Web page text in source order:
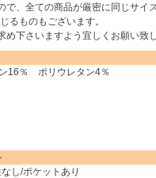
で、全ての商品が厳密に同じサイ
るものもございます。
め下さいますよう宜しくお願い致し
16％ ポリウレタン4％
し/ポケットあり